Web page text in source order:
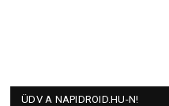
ÜDV A NAPIDROID.HU-N!